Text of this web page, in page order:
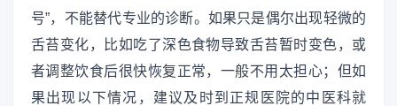
号”，不能替代专业的诊断。如果只是偶尔出现轻微的
舌苔变化，比如吃了深色食物导致舌苔暂时变色，或
者调整饮食后很快恢复正常，一般不用太担心；但如
果出现以下情况，建议及时到正规医院的中医科就